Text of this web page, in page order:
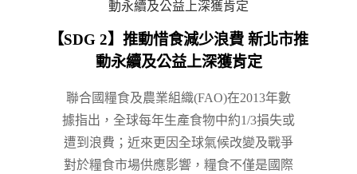
【SDG 2】推動惜食減少浪費 新北市推
動永續及公益上深獲肯定
聯合國糧食及農業組織(FAO)在2013年數
據指出，全球每年生產食物中約1/3損失或
遭到浪費；近來更因全球氣候改變及戰爭
對於糧食市場供應影響，糧食不僅是國際